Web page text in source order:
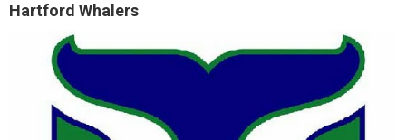
Hartford Whalers